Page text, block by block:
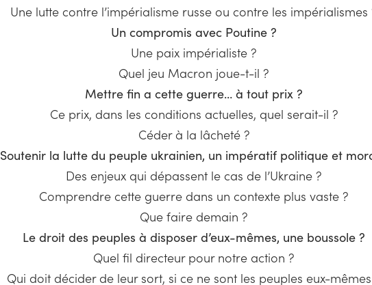
Une lutte contre l’impérialisme russe ou contre les impérialismes
Un compromis avec Poutine ?
Une paix impérialiste ?
Quel jeu Macron joue-t-il ?
Mettre fin a cette guerre… à tout prix ?
Ce prix, dans les conditions actuelles, quel serait-il ?
Céder à la lâcheté ?
Soutenir la lutte du peuple ukrainien, un impératif politique et
Des enjeux qui dépassent le cas de l’Ukraine ?
Comprendre cette guerre dans un contexte plus vaste ?
Que faire demain ?
Le droit des peuples à disposer d’eux-mêmes, une boussole ?
Quel fil directeur pour notre action ?
Qui doit décider de leur sort, si ce ne sont les peuples eux-